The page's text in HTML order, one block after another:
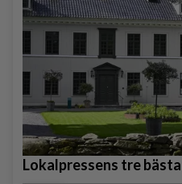
Lokalpressens tre